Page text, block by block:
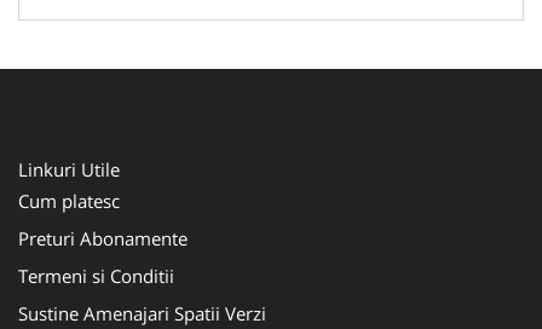
Linkuri Utile
Cum platesc
Preturi Abonamente
Termeni si Conditii
Sustine Amenajari Spatii Verzi